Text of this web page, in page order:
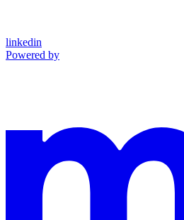
linkedin
Powered by